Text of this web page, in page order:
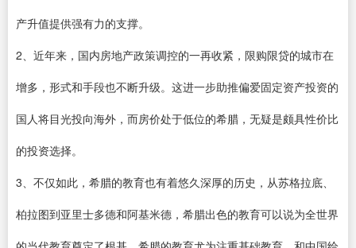
产升值提供强有力的支撑。
2、近年来，国内房地产政策调控的一再收紧，限购限贷的城市在
增多，形式和手段也不断升级。这进一步助推偏爱固定资产投资的
国人将目光投向海外，而房价处于低位的希腊，无疑是颇具性价比
的投资选择。
3、不仅如此，希腊的教育也有着悠久深厚的历史，从苏格拉底、
柏拉图到亚里士多德和阿基米德，希腊出色的教育可以说为全世界